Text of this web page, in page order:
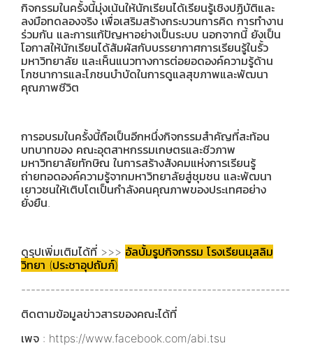
กิจกรรมในครั้งนี้มุ่งเน้นให้นักเรียนได้เรียนรู้เชิงปฏิบัติและ
ลงมือทดลองจริง เพื่อเสริมสร้างกระบวนการคิด การทำงาน
ร่วมกัน และการแก้ปัญหาอย่างเป็นระบบ นอกจากนี้ ยังเป็น
โอกาสให้นักเรียนได้สัมผัสกับบรรยากาศการเรียนรู้ในรั้ว
มหาวิทยาลัย และเห็นแนวทางการต่อยอดองค์ความรู้ด้าน
โภชนาการและโภชนบำบัดในการดูแลสุขภาพและพัฒนา
คุณภาพชีวิต
การอบรมในครั้งนี้ถือเป็นอีกหนึ่งกิจกรรมสำคัญที่สะท้อน
บทบาทของ คณะอุตสาหกรรมเกษตรและชีวภาพ
มหาวิทยาลัยทักษิณ ในการสร้างสังคมแห่งการเรียนรู้
ถ่ายทอดองค์ความรู้จากมหาวิทยาลัยสู่ชุมชน และพัฒนา
เยาวชนให้เติบโตเป็นกำลังคนคุณภาพของประเทศอย่าง
ยั่งยืน.
ดูรุปเพิ่มเติมได้ที่ >>> อัลบั้มรูปกิจกรรม โรงเรียนมุสลิม
วิทยา (ประชาอุปถัมภ์)
-------------------------------------------------------
ติดตามข้อมูลข่าวสารของคณะได้ที่
เพจ : https://www.facebook.com/abi.tsu